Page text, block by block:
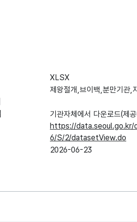
XLSX
제왕절개,브이백,분만기관,
기관자체에서 다운로드(제
https://
6/S/2/datasetView.do
2026-06-23